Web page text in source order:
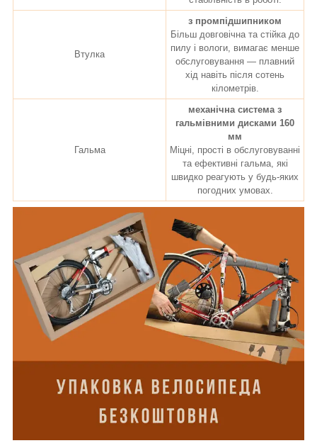
Втулка
з промпідшипником
Більш довговічна та стійка до
пилу і вологи, вимагає менше
обслуговування — плавний
хід навіть після сотень
кілометрів.
Гальма
механічна система з
гальмівними дисками 160
мм
Міцні, прості в обслуговуванні
та ефективні гальма, які
швидко реагують у будь-яких
погодних умовах.